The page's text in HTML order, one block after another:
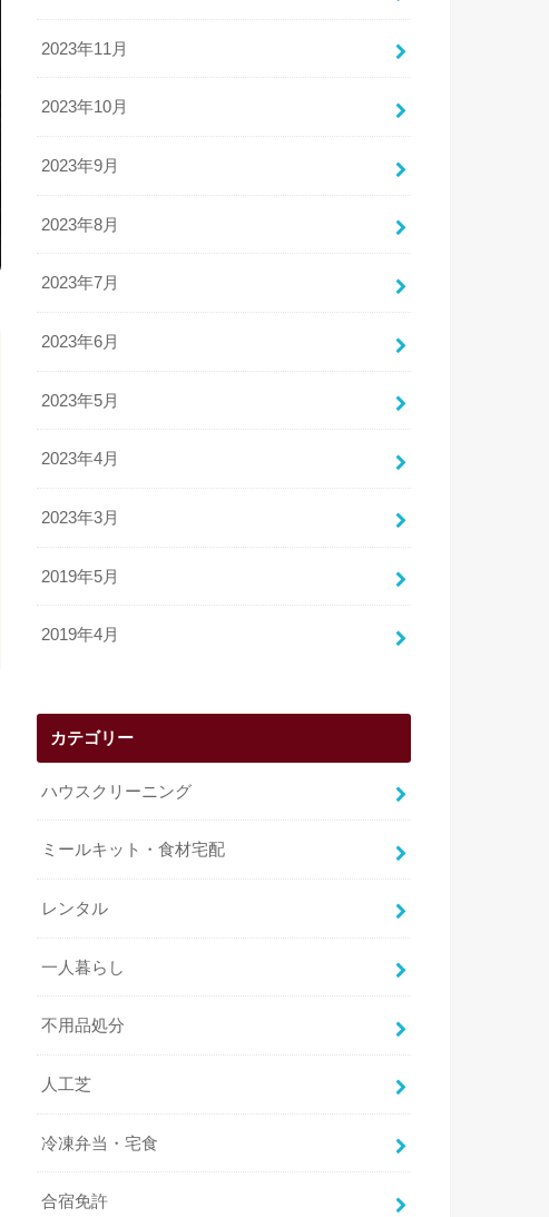
2023年11月
2023年10月
2023年9月
2023年8月
2023年7月
2023年6月
2023年5月
2023年4月
2023年3月
2019年5月
2019年4月
カテゴリー
ハウスクリーニング
ミールキット・食材宅配
レンタル
一人暮らし
不用品処分
人工芝
冷凍弁当・宅食
合宿免許